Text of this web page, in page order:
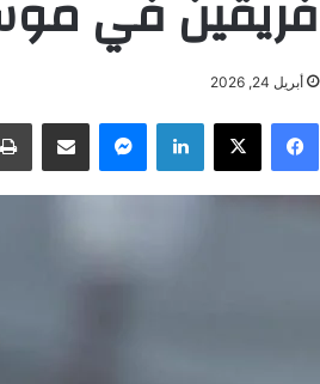
أبريل 24, 2026
فيسبوك لينكدإن